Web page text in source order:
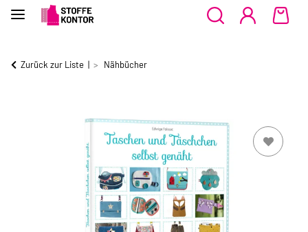
Zurück zur Liste Nähbücher